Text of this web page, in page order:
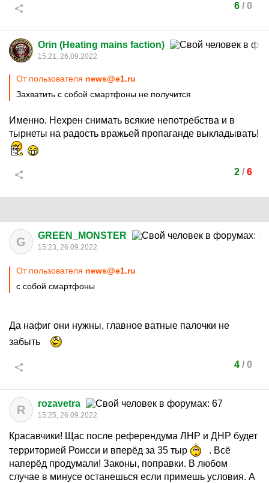
6/ 0
Orin (Heating mains faction)
15:21, 26.09.2022
От пользователя news@e1.ru
Захватить с собой смартфоны не получится
Именно. Нехрен снимать всякие непотребства и в
тырнеты на радость вражьей пропаганде выкладывать!
2/ 6
G GREEN_MONSTER
15:23, 26.09.2022
От пользователя news@e1.ru
с собой смартфоны
Да нафиг они нужны, главное ватные палочки не
забыть
4/ 0
R rozavetra
15:25, 26.09.2022
Красавчики! Щас после референдума ЛНР и ДНР будет
территорией Роисси и вперёд за 35 тыр
. Всё
наперёд продумали! Законы, поправки. В любом
случае в минусе останешься если примешь условия. А